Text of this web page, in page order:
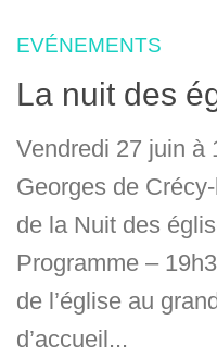
EVÉNEMENTS
La nuit des
Vendredi 27 juin à
Georges de
de la Nuit des
Programme –
de l’église au
d’accueil...